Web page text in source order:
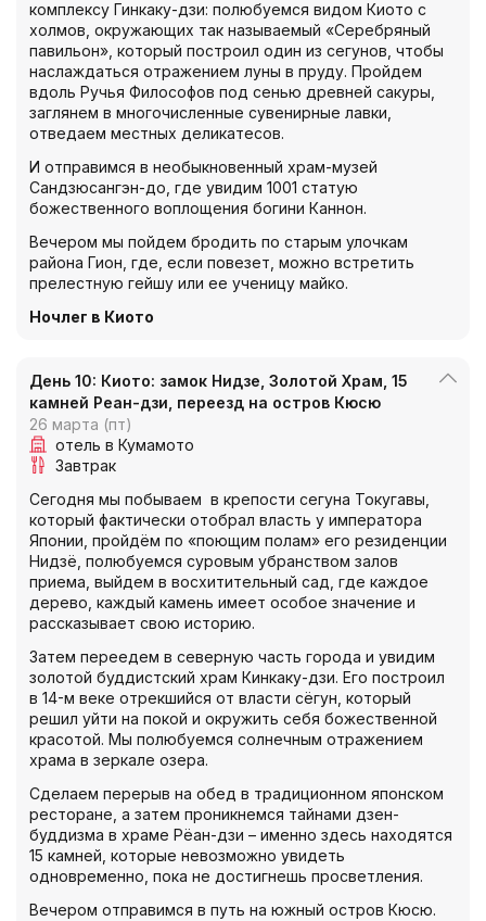
комплексу Гинкаку-дзи: полюбуемся видом Киото с
холмов, окружающих так называемый «Серебряный
павильон», который построил один из сегунов, чтобы
наслаждаться отражением луны в пруду. Пройдем
вдоль Ручья Философов под сенью древней сакуры,
заглянем в многочисленные сувенирные лавки,
отведаем местных деликатесов.
И отправимся в необыкновенный храм-музей
Сандзюсангэн-до, где увидим 1001 статую
божественного воплощения богини Каннон.
Вечером мы пойдем бродить по старым улочкам
района Гион, где, если повезет, можно встретить
прелестную гейшу или ее ученицу майко.
Ночлег в Киото
День 10: Киото: замок Нидзе, Золотой Храм, 15
камней Реан-дзи, переезд на остров Кюсю
26 марта (пт)
отель в Кумамото
Завтрак
Сегодня мы побываем в крепости сегуна Токугавы,
который фактически отобрал власть у императора
Японии, пройдём по «поющим полам» его резиденции
Нидзё, полюбуемся суровым убранством залов
приема, выйдем в восхитительный сад, где каждое
дерево, каждый камень имеет особое значение и
рассказывает свою историю.
Затем переедем в северную часть города и увидим
золотой буддистский храм Кинкаку-дзи. Его построил
в 14-м веке отрекшийся от власти сёгун, который
решил уйти на покой и окружить себя божественной
красотой. Мы полюбуемся солнечным отражением
храма в зеркале озера.
Сделаем перерыв на обед в традиционном японском
ресторане, а затем проникнемся тайнами дзен-
буддизма в храме Рёан-дзи – именно здесь находятся
15 камней, которые невозможно увидеть
одновременно, пока не достигнешь просветления.
Вечером отправимся в путь на южный остров Кюсю.